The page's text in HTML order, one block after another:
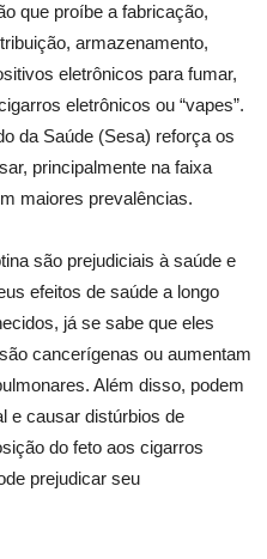
que proíbe a fabricação,
armazenamento,
eletrônicos para fumar,
eletrônicos ou “vapes”.
da Saúde (Sesa) reforça os
principalmente na faixa
maiores prevalências.
são prejudiciais à saúde e
efeitos de saúde a longo
já se sabe que eles
cancerígenas ou aumentam
Além disso, podem
e causar distúrbios de
do feto aos cigarros
prejudicar seu